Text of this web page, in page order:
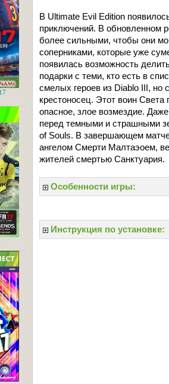
В Ultimate Evil Edition
приключений. В обновленном
более сильными, чтобы они
соперниками, которые уже
появилась возможность
подарки с теми, кто есть в
смелых героев из Diablo III, но
крестоносец. Этот воин Света
опасное, злое возмездие.
перед темными и страшными
of Souls. В завершающем
ангелом Смерти Малтаэоем,
жителей смертью Санктуария.
Особенности игры:
Инструкция по установке: